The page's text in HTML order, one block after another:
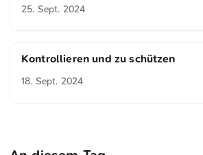
25. Sept. 2024
Kontrollieren und zu schützen
18. Sept. 2024